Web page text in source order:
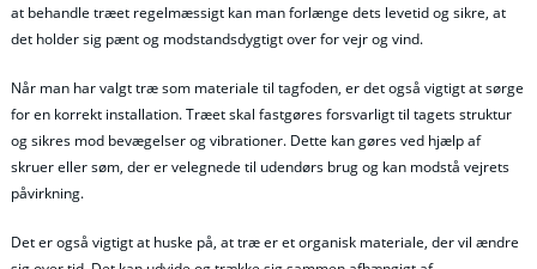
at behandle træet regelmæssigt kan man forlænge dets levetid og sikre, at
det holder sig pænt og modstandsdygtigt over for vejr og vind.
Når man har valgt træ som materiale til tagfoden, er det også vigtigt at sørge
for en korrekt installation. Træet skal fastgøres forsvarligt til tagets struktur
og sikres mod bevægelser og vibrationer. Dette kan gøres ved hjælp af
skruer eller søm, der er velegnede til udendørs brug og kan modstå vejrets
påvirkning.
Det er også vigtigt at huske på, at træ er et organisk materiale, der vil ændre